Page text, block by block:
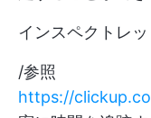
インスペクトレッ
/参照
https://